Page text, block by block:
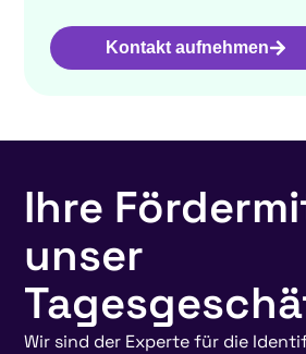
Kontakt aufnehmen
Ihre
unser
Wir sind der Experte für die